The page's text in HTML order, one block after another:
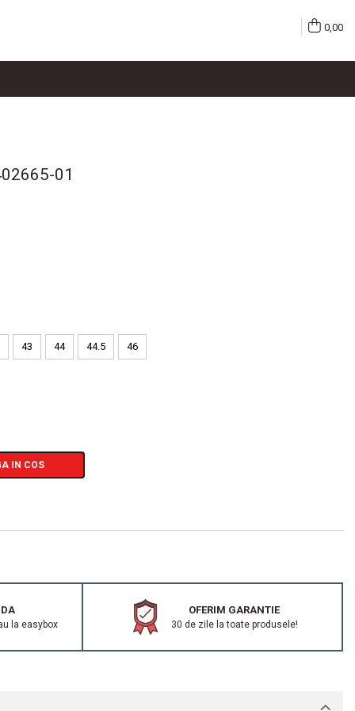
0,00
01
43 44 44.5 46
IN COS
la easybox
OFERIM GARANTIE
30 de zile la toate produsele!